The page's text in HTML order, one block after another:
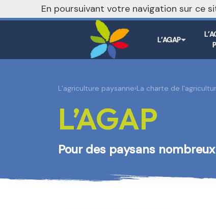
L’AGAP
nivo_2026: 1
L’agriculture paysanne›La charte de
L’AGAP
Pour des paysans
En poursuivant votre navigation sur ce